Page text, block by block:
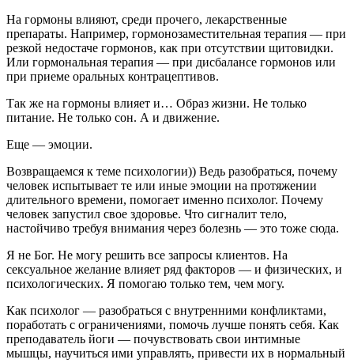
На гормоны влияют, среди прочего, лекарственные
препараты. Например, гормонозаместительная терапия — при
резкой недостаче гормонов, как при отсутствии щитовидки.
Или гормональная терапия — при дисбалансе гормонов или
при приеме оральных контрацептивов.
Так же на гормоны влияет и… Образ жизни. Не только
питание. Не только сон. А и движение.
Еще — эмоции.
Возвращаемся к теме психологии)) Ведь разобраться, почему
человек испытывает те или иные эмоции на протяжении
длительного времени, помогает именно психолог. Почему
человек запустил свое здоровье. Что сигналит тело,
настойчиво требуя внимания через болезнь — это тоже сюда.
Я не Бог. Не могу решить все запросы клиентов. На
сексуальное желание влияет ряд факторов — и физических, и
психологических. Я помогаю только тем, чем могу.
Как психолог — разобраться с внутренними конфликтами,
поработать с ограничениями, помочь лучше понять себя. Как
преподаватель йоги — почувствовать свои интимные
мышцы, научиться ими управлять, привести их в нормальный